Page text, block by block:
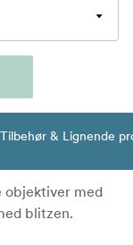
Tilbehør & Lignende
objektiver med
blitzen.